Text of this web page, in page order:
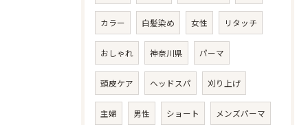
カラー 白髪染め 女性 リタッチ
おしゃれ 神奈川県 パーマ
頭皮ケア ヘッドスパ 刈り上げ
主婦 男性 ショート メンズパーマ